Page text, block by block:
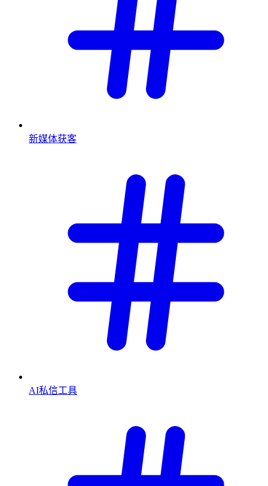
新媒体获客
AI私信工具